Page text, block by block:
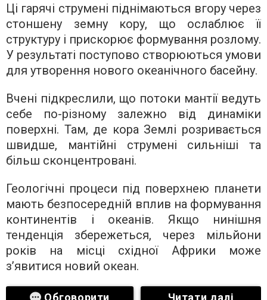
Ці гарячі струмені піднімаються вгору через
стоншену земну кору, що ослаблює її
структуру і прискорює формування розлому.
У результаті поступово створюються умови
для утворення нового океанічного басейну.
Вчені підкреслили, що потоки мантії ведуть
себе по-різному залежно від динаміки
поверхні. Там, де кора Землі розривається
швидше, мантійні струмені сильніші та
більш сконцентровані.
Геологічні процеси під поверхнею планети
мають безпосередній вплив на формування
континентів і океанів. Якщо нинішня
тенденція збережеться, через мільйони
років на місці східної Африки може
з’явитися новий океан.
Обговорити Читати далі